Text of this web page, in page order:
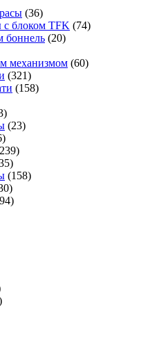
(36)
блоком TFK (74)
боннель (20)
механизмом (60)
(321)
(158)
(23)
(158)